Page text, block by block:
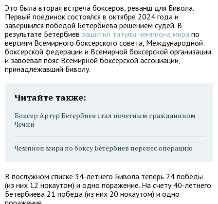
Это была вторая встреча боксеров, реванш для Бивола.
Первый поединок состоялся в октябре 2024 года и
завершился победой Бетербиева решением судей. В
результате Бетербиев защитил титулы чемпиона мира по
версиям Всемирного боксерского совета, Международной
боксерской федерации и Всемирной боксерской организации
и завоевал пояс Всемирной боксерской ассоциации,
принадлежавший Биволу.
Читайте также:
Боксер Артур Бетербиев стал почетным гражданином
Чечни
Чемпион мира по боксу Бетербиев перенес операцию
В послужном списке 34-летнего Бивола теперь 24 победы
(из них 12 нокаутом) и одно поражение. На счету 40-летнего
Бетербиева 21 победа (из них 20 нокаутом) и одно